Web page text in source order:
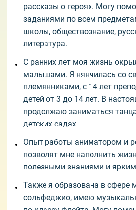
рассказы о героях. Могу
заданиями по всем
школы, обществознание,
литература.
С ранних лет моя жизнь
малышами. Я нянчилась со
племянниками, с 14 лет
детей от 3 до 14 лет. В
продолжаю заниматься
детских садах.
Опыт работы аниматором и
позволят мне наполнить
полезными знаниями и
Также я образована в сфере
сольфеджио, имею